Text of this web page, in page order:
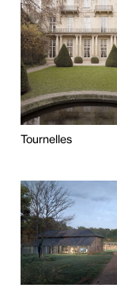
Tournelles